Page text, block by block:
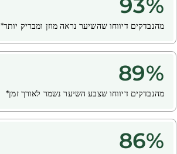
93%
מהנבדקים דיווחו שהשיער נראה מוזן ומבריק יותר*
89%
מהנבדקים דיווחו שצבע השיער נשמר לאורך זמן*
86%